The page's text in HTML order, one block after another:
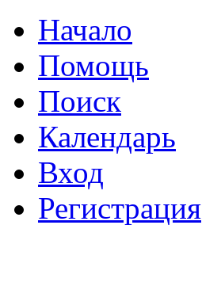
Начало
Помощь
Поиск
Календарь
Вход
Регистрация